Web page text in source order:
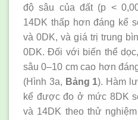
độ sâu của đất (p <
14DK thấp hơn đáng kể
và 0DK, và giá trị trung
0DK. Đối với biến thể
sâu 0–10 cm cao hơn
(Hình 3a, Bảng 1). Hàm
kể được đo ở mức 8DK
và 14DK theo thử